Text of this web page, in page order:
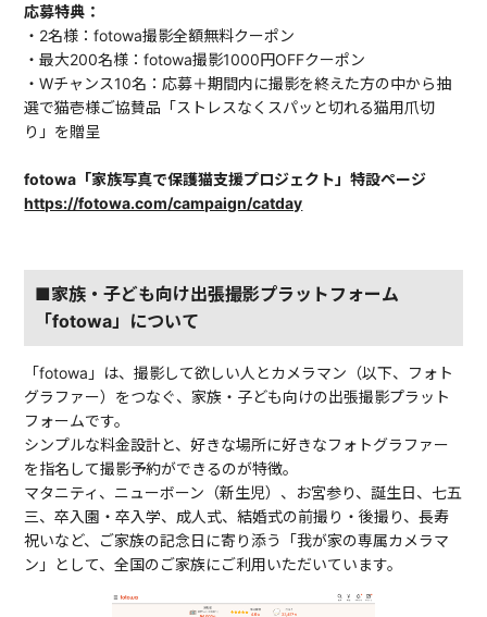
応募特典：
・2名様：fotowa撮影全額無料クーポン
・最大200名様：fotowa撮影1000円OFFクーポン
・Wチャンス10名：応募＋期間内に撮影を終えた方の中から抽
選で猫壱様ご協賛品「ストレスなくスパッと切れる猫用爪切
り」を贈呈
fotowa「家族写真で保護猫支援プロジェクト」特設ページ
https://fotowa.com/campaign/catday
■家族・子ども向け出張撮影プラットフォーム
「fotowa」について
「fotowa」は、撮影して欲しい人とカメラマン（以下、フォト
グラファー）をつなぐ、家族・子ども向けの出張撮影プラット
フォームです。
シンプルな料金設計と、好きな場所に好きなフォトグラファー
を指名して撮影予約ができるのが特徴。
マタニティ、ニューボーン（新生児）、お宮参り、誕生日、七五
三、卒入園・卒入学、成人式、結婚式の前撮り・後撮り、長寿
祝いなど、ご家族の記念日に寄り添う「我が家の専属カメラマ
ン」として、全国のご家族にご利用いただいています。